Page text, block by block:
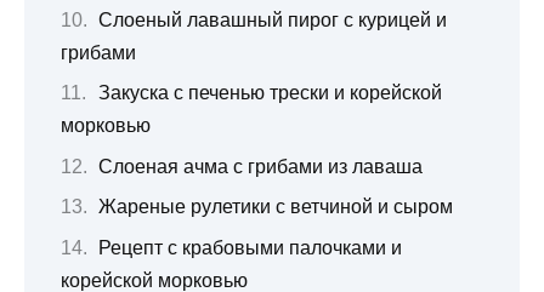
Слоеный лавашный пирог с курицей и
грибами
Закуска с печенью трески и корейской
морковью
Слоеная ачма с грибами из лаваша
Жареные рулетики с ветчиной и сыром
Рецепт с крабовыми палочками и
корейской морковью